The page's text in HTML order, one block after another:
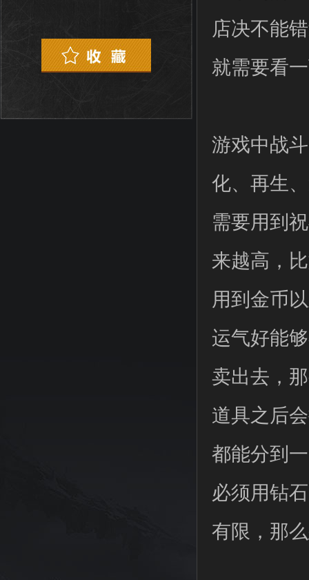
店决不能
就需要看
游戏中战
化、再生
需要用到
来越高，
用到金币
运气好能
卖出去，
道具之后
都能分到
必须用钻
有限，那